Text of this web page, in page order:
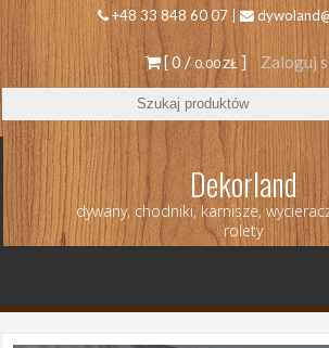
+48 33 848 60 07 |
[ 0 /0.00 ZŁ ] Zaloguj
Dekorland
dywany, chodniki, karnisze,
rolety